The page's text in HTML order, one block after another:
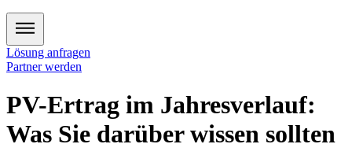
Lösung anfragen
Partner werden
PV-Ertrag im Jahresverlauf:
Was Sie darüber wissen sollten